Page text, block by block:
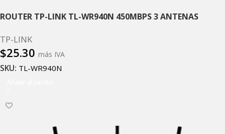
ROUTER TP-LINK TL-WR940N 450MBPS 3 ANTENAS
TP-LINK
$25.30 más IVA
SKU: TL-WR940N